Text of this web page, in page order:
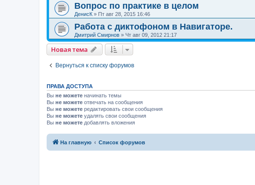
Вопрос по практике в целом
ДенисК » Пт авг 28, 2015 16:46
Работа с диктофоном в Навигаторе.
Дмитрий Смирнов » Чт авг 09, 2012 21:17
Новая тема
Вернуться к списку форумов
ПРАВА ДОСТУПА
Вы не можете начинать темы
Вы не можете отвечать на сообщения
Вы не можете редактировать свои сообщения
Вы не можете удалять свои сообщения
Вы не можете добавлять вложения
На главную Список форумов